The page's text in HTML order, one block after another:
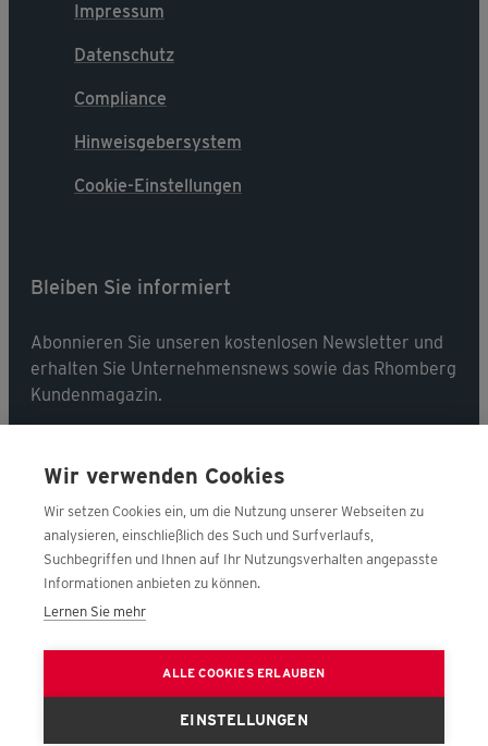
Jetzt kontaktieren
Impressum
Datenschutz
Compliance
Hinweisgebersystem
Cookie-Einstellungen
Bleiben Sie informiert
Abonnieren Sie unseren kostenlosen Newsletter und
erhalten Sie Unternehmensnews sowie das Rhomberg
Kundenmagazin.
Jetzt abonnieren
Folgen Sie uns
Wir verwenden Cookies
Wir setzen Cookies ein, um die Nutzung unserer Webseiten zu
analysieren, einschließlich des Such und Surfverlaufs,
Suchbegriffen und Ihnen auf Ihr Nutzungsverhalten angepasste
Informationen anbieten zu können.
Lernen Sie mehr
ALLE COOKIES ERLAUBEN
EINSTELLUNGEN